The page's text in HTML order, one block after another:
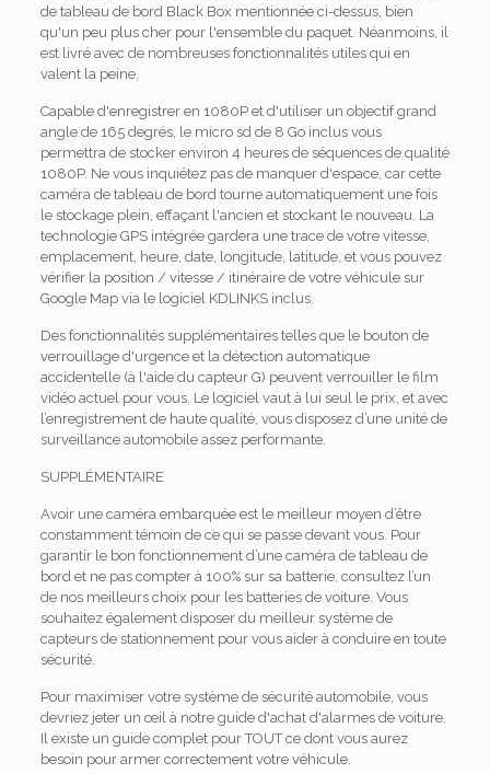
de tableau de bord Black Box mentionnée ci-dessus, bien
qu'un peu plus cher pour l'ensemble du paquet. Néanmoins, il
est livré avec de nombreuses fonctionnalités utiles qui en
valent la peine.
Capable d'enregistrer en 1080P et d'utiliser un objectif grand
angle de 165 degrés, le micro sd de 8 Go inclus vous
permettra de stocker environ 4 heures de séquences de qualité
1080P. Ne vous inquiétez pas de manquer d'espace, car cette
caméra de tableau de bord tourne automatiquement une fois
le stockage plein, effaçant l'ancien et stockant le nouveau. La
technologie GPS intégrée gardera une trace de votre vitesse,
emplacement, heure, date, longitude, latitude, et vous pouvez
vérifier la position / vitesse / itinéraire de votre véhicule sur
Google Map via le logiciel KDLINKS inclus.
Des fonctionnalités supplémentaires telles que le bouton de
verrouillage d'urgence et la détection automatique
accidentelle (à l'aide du capteur G) peuvent verrouiller le film
vidéo actuel pour vous. Le logiciel vaut à lui seul le prix, et avec
l’enregistrement de haute qualité, vous disposez d’une unité de
surveillance automobile assez performante.
SUPPLÉMENTAIRE
Avoir une caméra embarquée est le meilleur moyen d’être
constamment témoin de ce qui se passe devant vous. Pour
garantir le bon fonctionnement d’une caméra de tableau de
bord et ne pas compter à 100% sur sa batterie, consultez l’un
de nos meilleurs choix pour les batteries de voiture. Vous
souhaitez également disposer du meilleur système de
capteurs de stationnement pour vous aider à conduire en toute
sécurité.
Pour maximiser votre système de sécurité automobile, vous
devriez jeter un œil à notre guide d'achat d'alarmes de voiture.
Il existe un guide complet pour TOUT ce dont vous aurez
besoin pour armer correctement votre véhicule.